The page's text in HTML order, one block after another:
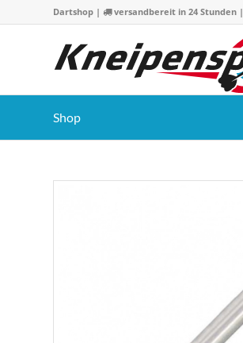
Dartshop | versandbereit in 24 Stunden |
Shop